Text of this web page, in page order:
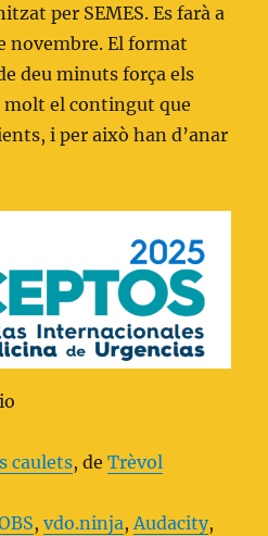
per SEMES. Es farà a
novembre. El format
deu minuts força els
el contingut que
i per això han d’anar
caulets, deTrèvol
,vdo.ninja,Audacity,